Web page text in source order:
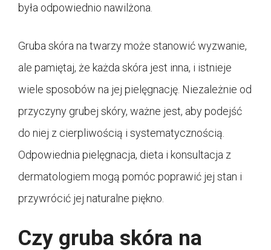
była odpowiednio nawilżona.
Gruba skóra na twarzy może stanowić wyzwanie,
ale pamiętaj, że każda skóra jest inna, i istnieje
wiele sposobów na jej pielęgnację. Niezależnie od
przyczyny grubej skóry, ważne jest, aby podejść
do niej z cierpliwością i systematycznością.
Odpowiednia pielęgnacja, dieta i konsultacja z
dermatologiem mogą pomóc poprawić jej stan i
przywrócić jej naturalne piękno.
Czy gruba skóra na